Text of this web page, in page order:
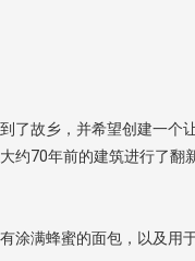
了故乡，并希望创建一个
约70年前的建筑进行了翻
涂满蜂蜜的面包，以及用